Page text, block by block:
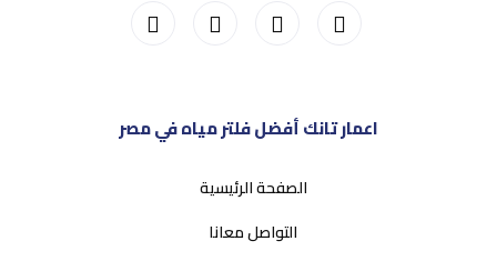
اعمار تانك أفضل فلتر مياه في مصر
الصفحة الرئيسية
التواصل معانا